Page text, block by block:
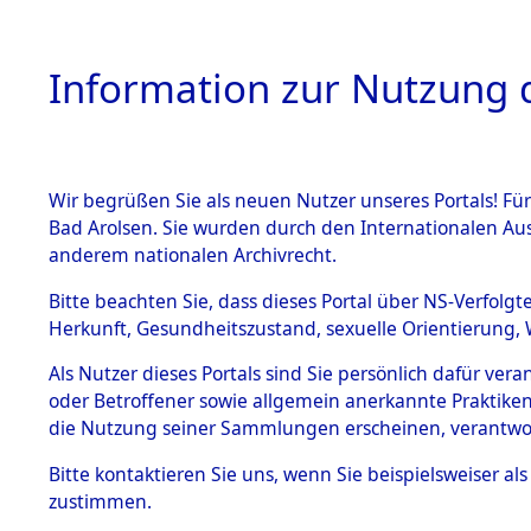
HOME
BESTÄNDE
Inhaftierungsdoku
mente
1.2.9 Beim ITS
verwahrte
1.2.9.1
Effekten aus
0003
Information zur Nutzung
Wir begrüßen Sie als neuen Nutzer unseres Portals!
Bad Arolsen. Sie wurden durch den Internationalen
anderem nationalen Archivrecht.
Bitte beachten Sie, dass dieses Portal über NS-
Herkunft, Gesundheitszustand, sexuelle
Als Nutzer dieses Portals sind Sie persönlich dafür
oder Betroffener sowie allgemein anerkannte
die Nutzung seiner Sammlungen erscheinen,
Bitte kontaktieren Sie uns, wenn Sie beispielsweiser
zustimmen.